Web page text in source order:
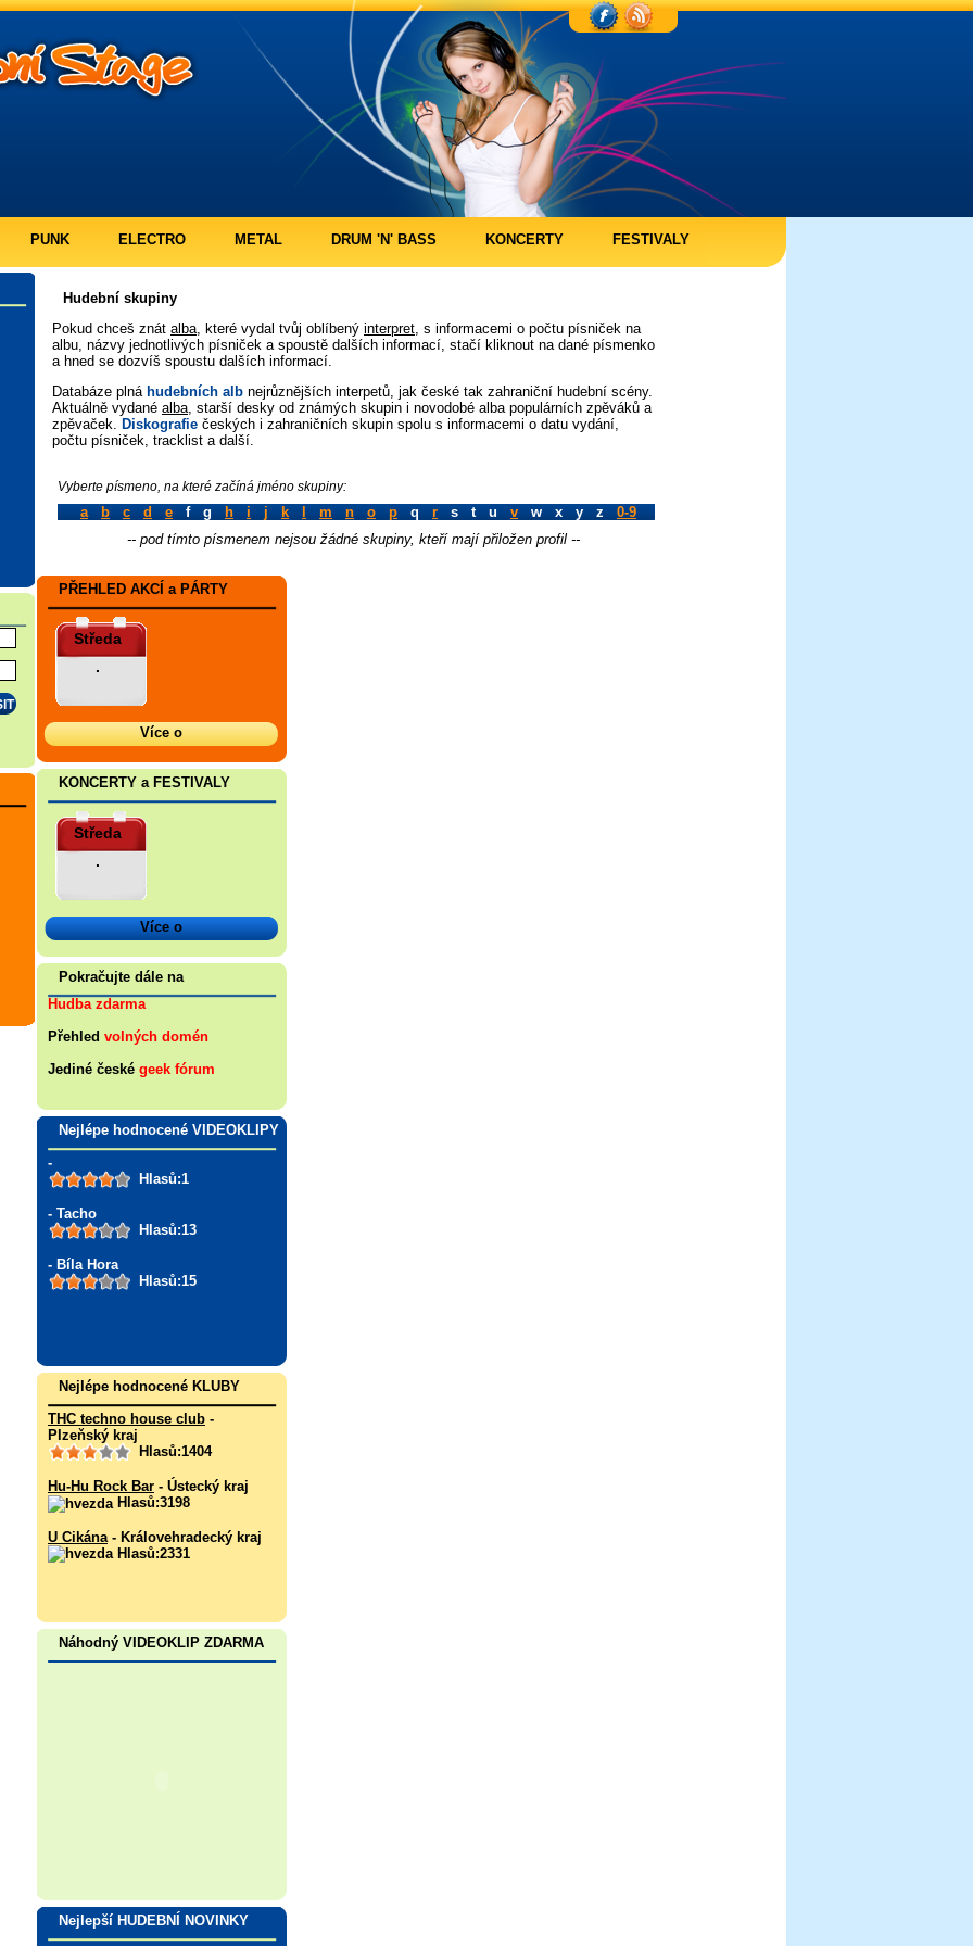
PUNK ELECTRO METAL DRUM 'N' BASS KONCERTY FESTIVALY
Hudební skupiny
Pokud chceš znát alba , které vydal tvůj oblíbený interpret , s informacemi o počtu písniček na
albu, názvy jednotlivých písniček a spoustě dalších informací, stačí kliknout na dané písmenko
a hned se dozvíš spoustu dalších informací.
Databáze plná hudebních alb nejrůznějších interpetů, jak české tak zahraniční hudební scény.
Aktuálně vydané alba , starší desky od známých skupin i novodobé alba populárních zpěváků a
zpěvaček.
Diskografie českých i zahraničních skupin spolu s informacemi o datu vydání,
počtu písniček, tracklist a další.
Vyberte písmeno, na které začíná jméno skupiny:
a b c d e f g h i j k m n o p q r s t u v w x y z 0-9
-- pod tímto písmenem nejsou žádné skupiny, kteří mají přiložen profil --
PŘEHLED AKCÍ a PÁRTY
Středa
.
Více o
KONCERTY a FESTIVALY
Středa
.
Více o
Pokračujte dále na
Hudba zdarma
Přehled volných domén
Jediné české geek fórum
Nejlépe hodnocené VIDEOKLIPY
-
Hlasů:1
- Tacho
Hlasů:13
- Bíla Hora
Hlasů:15
Nejlépe hodnocené KLUBY
THC techno house club -
Plzeňský kraj
Hlasů:1404
Hu-Hu Rock Bar - Ústecký kraj
Hlasů:3198
U Cikána - Královehradecký kraj
Hlasů:2331
Náhodný VIDEOKLIP ZDARMA
Nejlepší HUDEBNÍ NOVINKY